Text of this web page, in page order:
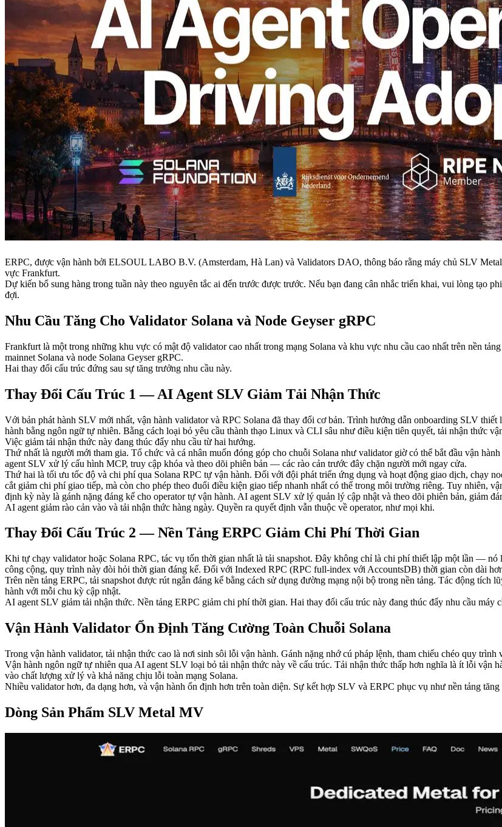
ERPC, được vận hành bởi ELSOUL LABO B.V. (Amsterdam, Hà Lan) và Validators DAO, thông báo rằng máy chủ SLV
vực Frankfurt.
Dự kiến bổ sung hàng trong tuần này theo nguyên tắc ai đến trước được trước. Nếu bạn đang cân nhắc triển khai, vui lòng tạo
đợi.
Nhu Cầu Tăng Cho Validator Solana và Node Geyser gRPC
Frankfurt là một trong những khu vực có mật độ validator cao nhất trong mạng Solana và khu vực nhu cầu cao nhất trên nền
mainnet Solana và node Solana Geyser gRPC.
Hai thay đổi cấu trúc đứng sau sự tăng trưởng nhu cầu này.
Thay Đổi Cấu Trúc 1 — AI Agent SLV Giảm Tải Nhận Thức
Với bản phát hành SLV mới nhất, vận hành validator và RPC Solana đã thay đổi cơ bản. Trình hướng dẫn onboarding SLV
hành bằng ngôn ngữ tự nhiên. Bằng cách loại bỏ yêu cầu thành thạo Linux và CLI sâu như điều kiện tiên quyết, tải nhận thức
Việc giảm tải nhận thức này đang thúc đẩy nhu cầu từ hai hướng.
Thứ nhất là người mới tham gia. Tổ chức và cá nhân muốn đóng góp cho chuỗi Solana như validator giờ có thể bắt đầu vận
agent SLV xử lý cấu hình MCP, truy cập khóa và theo dõi phiên bản — các rào cản trước đây chặn người mới ngay cửa.
Thứ hai là tối ưu tốc độ và chi phí qua Solana RPC tự vận hành. Đối với đội phát triển ứng dụng và hoạt động giao dịch, chạy
cắt giảm chi phí giao tiếp, mà còn cho phép theo đuổi điều kiện giao tiếp nhanh nhất có thể trong môi trường riêng. Tuy nhiên,
định kỳ này là gánh nặng đáng kể cho operator tự vận hành. AI agent SLV xử lý quản lý cập nhật và theo dõi phiên bản, giảm
AI agent giảm rào cản vào và tải nhận thức hàng ngày. Quyền ra quyết định vẫn thuộc về operator, như mọi khi.
Thay Đổi Cấu Trúc 2 — Nền Tảng ERPC Giảm Chi Phí Thời Gian
Khi tự chạy validator hoặc Solana RPC, tác vụ tốn thời gian nhất là tải snapshot. Đây không chỉ là chi phí thiết lập một lần —
công cộng, quy trình này đòi hỏi thời gian đáng kể. Đối với Indexed RPC (RPC full-index với AccountsDB) thời gian còn dài
Trên nền tảng ERPC, tải snapshot được rút ngắn đáng kể bằng cách sử dụng đường mạng nội bộ trong nền tảng. Tác động tích
hành với mỗi chu kỳ cập nhật.
AI agent SLV giảm tải nhận thức. Nền tảng ERPC giảm chi phí thời gian. Hai thay đổi cấu trúc này đang thúc đẩy nhu cầu máy
Vận Hành Validator Ổn Định Tăng Cường Toàn Chuỗi Solana
Trong vận hành validator, tải nhận thức cao là nơi sinh sôi lỗi vận hành. Gánh nặng nhớ cú pháp lệnh, tham chiếu chéo quy
Vận hành ngôn ngữ tự nhiên qua AI agent SLV loại bỏ tải nhận thức này về cấu trúc. Tải nhận thức thấp hơn nghĩa là ít lỗi vận
vào chất lượng xử lý và khả năng chịu lỗi toàn mạng Solana.
Nhiều validator hơn, đa dạng hơn, và vận hành ổn định hơn trên toàn diện. Sự kết hợp SLV và ERPC phục vụ như nền tảng
Dòng Sản Phẩm SLV Metal MV